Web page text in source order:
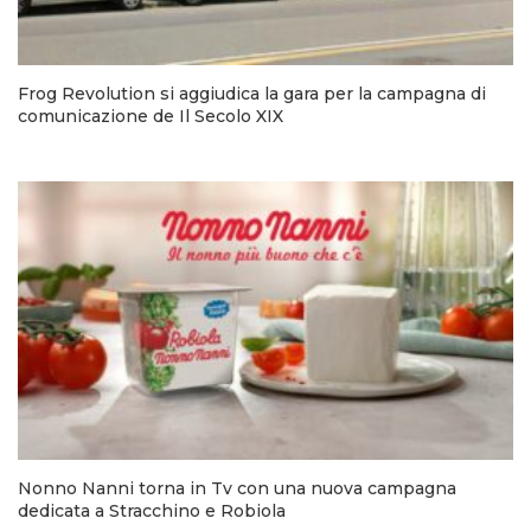
Frog Revolution si aggiudica la gara per la campagna di
comunicazione de Il Secolo XIX
Nonno Nanni torna in Tv con una nuova campagna
dedicata a Stracchino e Robiola